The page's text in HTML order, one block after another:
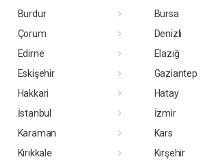
Burdur
Bursa
Çorum
Denizli
Edirne
Elazığ
Eskişehir
Gaziantep
Hakkari
Hatay
İstanbul
İzmir
Karaman
Kars
Kırıkkale
Kırşehir